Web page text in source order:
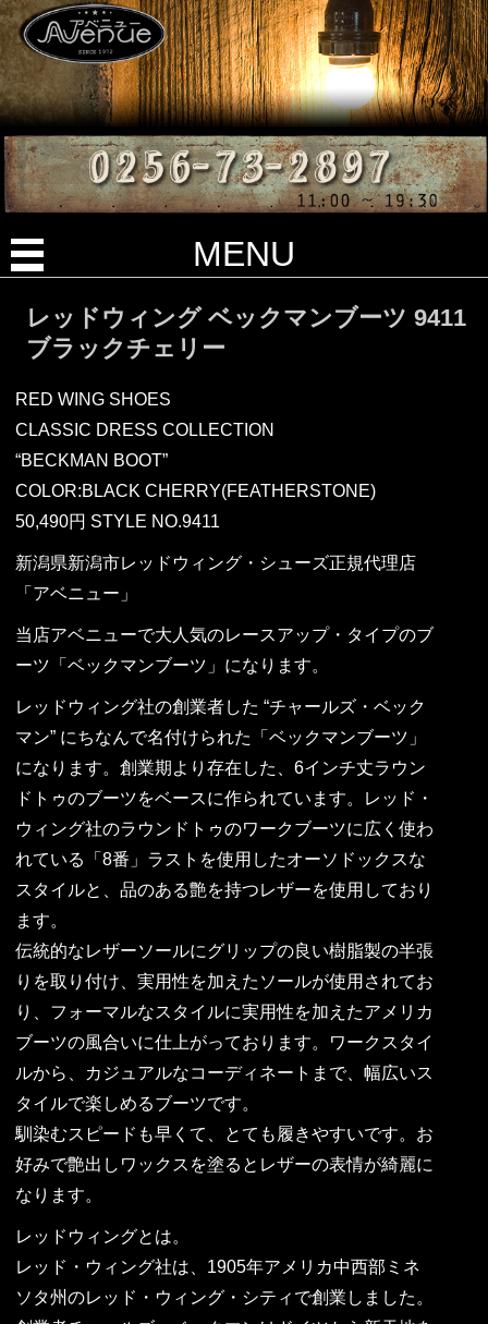
MENU
レッドウィング ベックマンブーツ 9411
ブラックチェリー
RED WING SHOES
CLASSIC DRESS COLLECTION
“BECKMAN BOOT”
COLOR:BLACK CHERRY(FEATHERSTONE)
50,490円 STYLE NO.9411
新潟県新潟市レッドウィング・シューズ正規代理店
「アベニュー」
当店アベニューで大人気のレースアップ・タイプのブ
ーツ「ベックマンブーツ」になります。
レッドウィング社の創業者した “チャールズ・ベック
マン” にちなんで名付けられた「ベックマンブーツ」
になります。創業期より存在した、6インチ丈ラウン
ドトゥのブーツをベースに作られています。レッド・
ウィング社のラウンドトゥのワークブーツに広く使わ
れている「8番」ラストを使用したオーソドックスな
スタイルと、品のある艶を持つレザーを使用しており
ます。
伝統的なレザーソールにグリップの良い樹脂製の半張
りを取り付け、実用性を加えたソールが使用されてお
り、フォーマルなスタイルに実用性を加えたアメリカ
ブーツの風合いに仕上がっております。ワークスタイ
ルから、カジュアルなコーディネートまで、幅広いス
タイルで楽しめるブーツです。
馴染むスピードも早くて、とても履きやすいです。お
好みで艶出しワックスを塗るとレザーの表情が綺麗に
なります。
レッドウィングとは。
レッド・ウィング社は、1905年アメリカ中西部ミネ
ソタ州のレッド・ウィング・シティで創業しました。